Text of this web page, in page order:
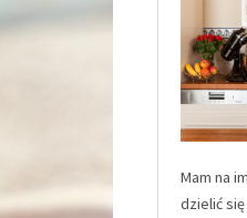
Mam na
dzielić